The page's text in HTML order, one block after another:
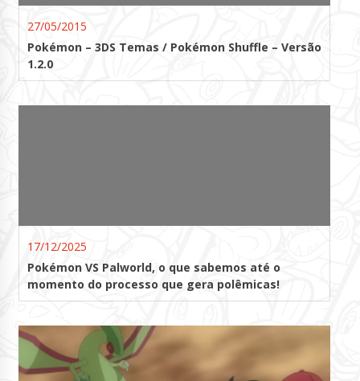
27/05/2015
Pokémon – 3DS Temas / Pokémon Shuffle – Versão
1.2.0
17/12/2025
Pokémon VS Palworld, o que sabemos até o
momento do processo que gera polêmicas!